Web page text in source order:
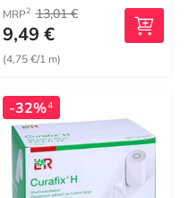
MRP2 13,01 €
9,49 €
(4,75 €/1 m)
-32%4